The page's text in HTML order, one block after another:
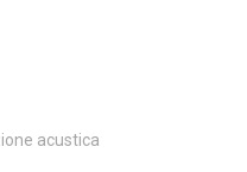
acustica